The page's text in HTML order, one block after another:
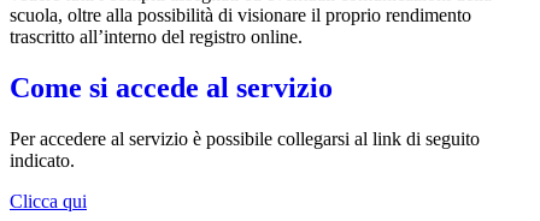
scuola, oltre alla possibilità di visionare il proprio rendimento
trascritto all’interno del registro online.
Come si accede al servizio
Per accedere al servizio è possibile collegarsi al link di seguito
indicato.
Clicca qui